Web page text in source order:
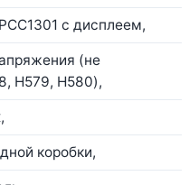
с дисплеем,
(не
H579, H580),
коробки,